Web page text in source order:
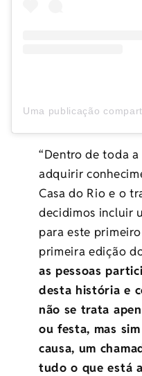
“Dentro de toda
adquirir
Casa do Rio e o
decidimos incluir
para este
primeira edição
as pessoas
desta história e
não se trata
ou festa, mas
causa, um
tudo o que está